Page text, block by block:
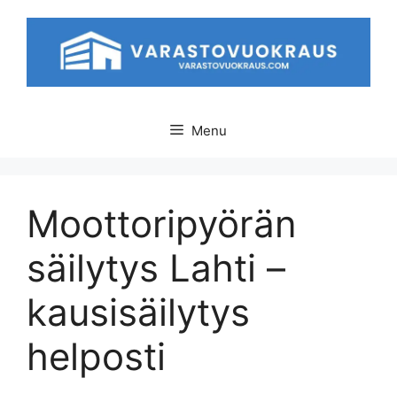
Menu
Moottoripyörän
säilytys Lahti –
kausisäilytys
helposti